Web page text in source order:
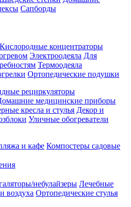
Сапборды
Кислородные концентраторы
Электроодеяла Для
Термоодеяла
Ортопедические подушки
рециркуляторы
медицинские приборы
кресла и стулья Декор и
Уличные обогреватели
и кафе Компостеры садовые
небулайзеры Лечебные
воздуха Ортопедические стулья